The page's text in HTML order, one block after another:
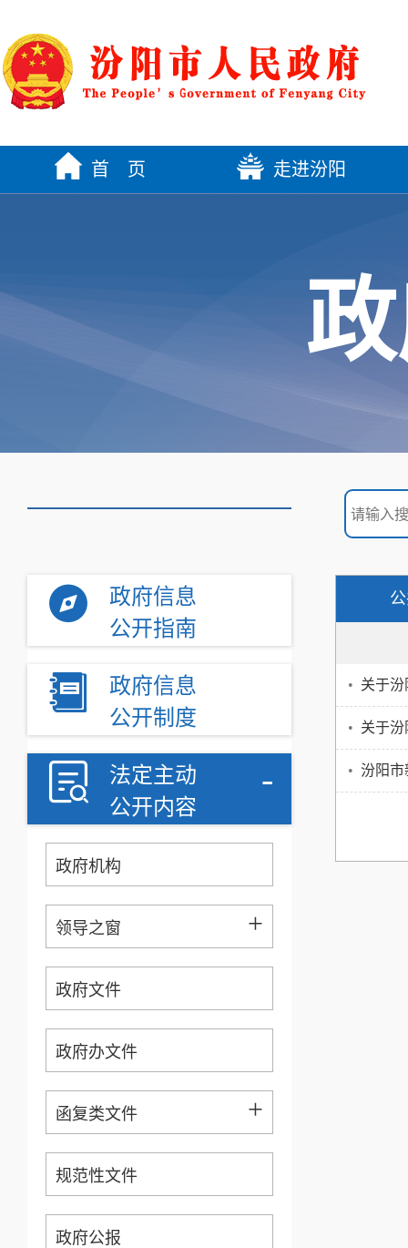
首 页 走进汾阳
政府信息
公开指南
政府信息
公开制度
法定主动
公开内容
-
政府机构
领导之窗 +
政府文件
政府办文件
函复类文件 +
规范性文件
政府公报
• 关于
• 关于
• 汾阳